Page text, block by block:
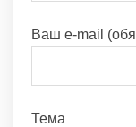
Ваш e-mail
Тема